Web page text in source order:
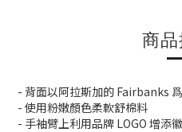
商
- 背面以阿拉斯加的 Fairbanks
- 使用粉嫩顏色柔軟舒棉料
- 手袖臂上利用品牌 LOGO 增添